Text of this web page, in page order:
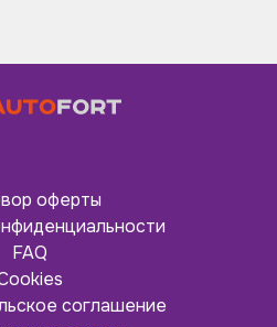
оферты
FAQ
соглашение